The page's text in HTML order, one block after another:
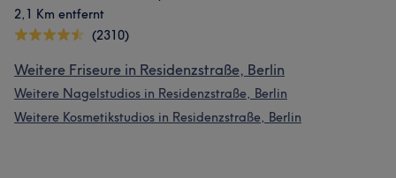
2,1 Km entfernt
(2310)
Weitere Friseure in Residenzstraße, Berlin
Weitere Nagelstudios in Residenzstraße, Berlin
Weitere Kosmetikstudios in Residenzstraße, Berlin